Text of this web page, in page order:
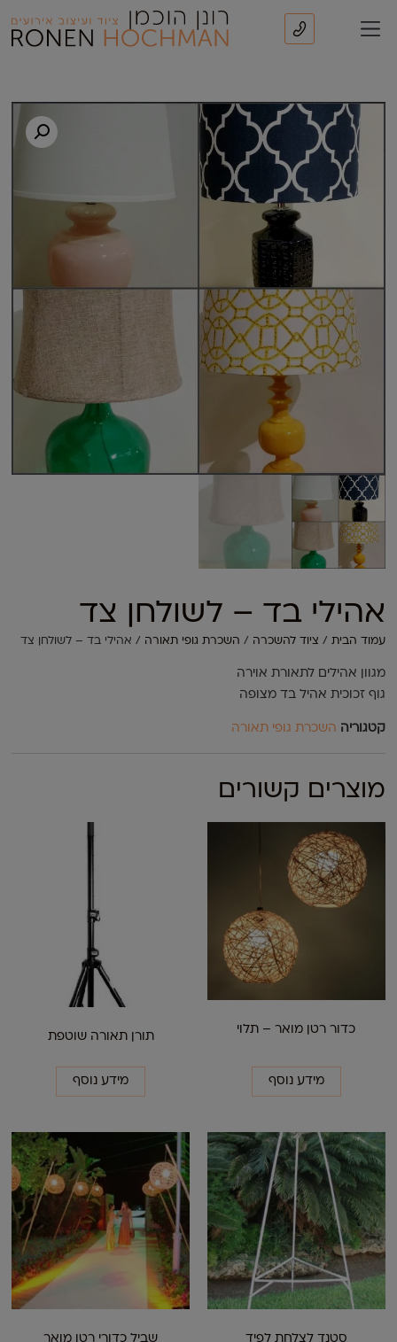
אהילי בד – לשולחן צד
עמוד הבית / ציוד להשכרה / השכרת גופי תאורה / אהילי בד – לשולחן צד
מגוון אהילים לתאורת אוירה
גוף זכוכית אהיל בד מצופה
קטגוריה השכרת גופי תאורה
מוצרים קשורים
כדור רטן מואר – תלוי
מידע נוסף
תורן תאורה שוטפת
מידע נוסף
סטנד לצלחת לפיד שביל כדורי רטן מואר